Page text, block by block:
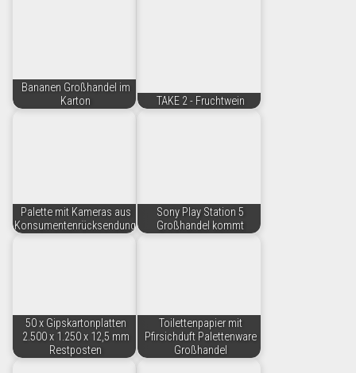
Bananen Großhandel im
Karton
TAKE 2 - Fruchtwein
Palette mit Kameras aus
Konsumentenrücksendungen
Sony Play Station 5
Großhandel kommt
50 x Gipskartonplatten
2.500 x 1.250 x 12,5 mm
Restposten
Toilettenpapier mit
Pfirsichduft Palettenware
Großhandel